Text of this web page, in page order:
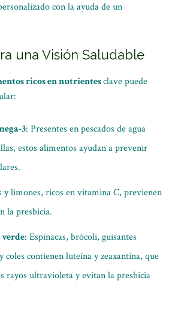
con la ayuda de un
una Visión Saludable
ricos en nutrientesclave puede
3: Presentes en pescados de agua
estos alimentos ayudan a prevenir
y limones, ricos en vitamina C, previenen
la presbicia.
: Espinacas, brócoli, guisantes
coles contienen luteína y zeaxantina, que
rayos ultravioleta y evitan la presbicia